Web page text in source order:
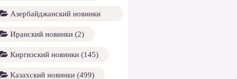
Азербайджанский новинки
(1158)
Иранский новинки (2)
Киргизский новинки (145)
Казахский новинки (499)